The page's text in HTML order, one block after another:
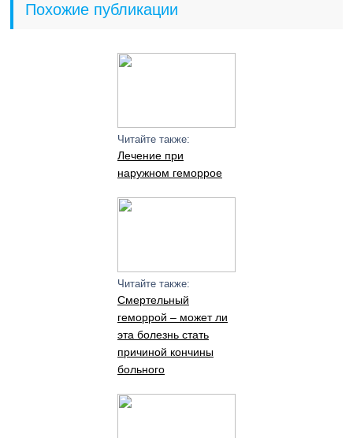
Похожие публикации
Читайте также:
Лечение при
наружном геморрое
Читайте также:
Смертельный
геморрой – может ли
эта болезнь стать
причиной кончины
больного